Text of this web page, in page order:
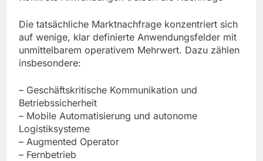
Die tatsächliche Marktnachfrage konzentriert sich
auf wenige, klar definierte Anwendungsfelder mit
unmittelbarem operativem Mehrwert. Dazu zählen
insbesondere:
– Geschäftskritische Kommunikation und
Betriebssicherheit
– Mobile Automatisierung und autonome
Logistiksysteme
– Augmented Operator
– Fernbetrieb